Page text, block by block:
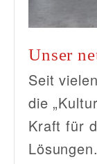
Unser
Seit
die
Kraft für